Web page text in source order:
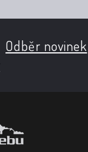
Odběr novinek